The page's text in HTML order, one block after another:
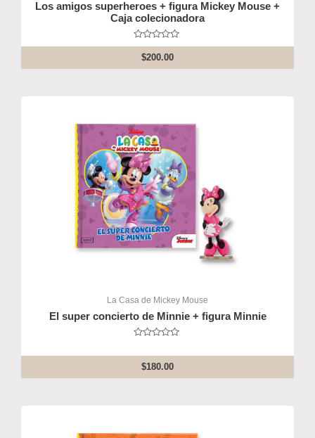
Los amigos superheroes + figura Mickey Mouse +
Caja colecionadora
Rated
out
$200.00
La Casa de Mickey Mouse
El super concierto de Minnie + figura Minnie
out
of
5
$180.00